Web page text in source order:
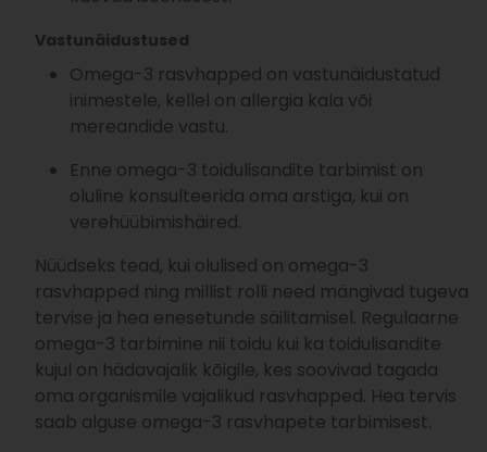
Vastunäidustused
Omega-3 rasvhapped on vastunäidustatud
inimestele, kellel on allergia kala või
mereandide vastu.
Enne omega-3 toidulisandite tarbimist on
oluline konsulteerida oma arstiga, kui on
verehüübimishäired.
Nüüdseks tead, kui olulised on omega-3
rasvhapped ning millist rolli need mängivad tugeva
tervise ja hea enesetunde säilitamisel. Regulaarne
omega-3 tarbimine nii toidu kui ka toidulisandite
kujul on hädavajalik kõigile, kes soovivad tagada
oma organismile vajalikud rasvhapped. Hea tervis
saab alguse omega-3 rasvhapete tarbimisest.